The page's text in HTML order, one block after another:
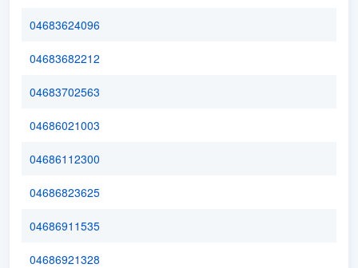
04683624096
04683682212
04683702563
04686021003
04686112300
04686823625
04686911535
04686921328